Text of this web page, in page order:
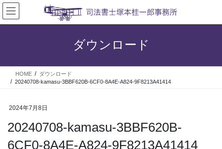
コ
ン
テ
ス
ナ
ビ
ゲ
ン
ダウンロード
HOME
ダウンロード
20240708-kamasu-3BBF620B-6CF0-8A4E-A824-9F8213A41414
2024年7月8日
20240708-kamasu-3BBF620B-
6CF0-8A4E-A824-9F8213A41414